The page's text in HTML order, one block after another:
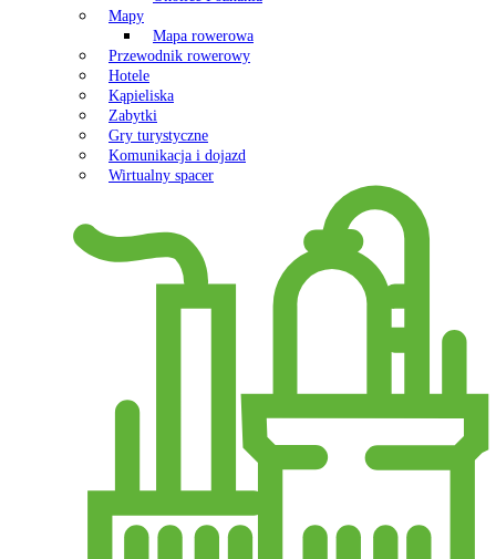
Mapy
Mapa rowerowa
Przewodnik rowerowy
Hotele
Kąpieliska
Zabytki
Gry turystyczne
Komunikacja i dojazd
Wirtualny spacer